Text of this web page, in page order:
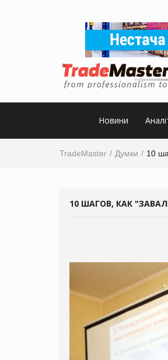
Новини
TradeMaster Думки 10
10 ШАГОВ, КАК